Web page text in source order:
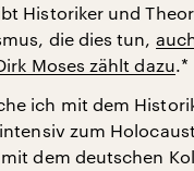
Historiker und
die dies tun,
Moses zählt dazu.*
ich mit dem
zum
dem deutschen